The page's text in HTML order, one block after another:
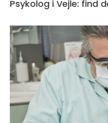
Psykolog i Vejle: find